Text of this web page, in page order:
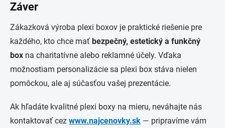
Záver
Zákazková výroba plexi boxov je praktické riešenie pre
každého, kto chce mať bezpečný, estetický a funkčný
box na charitatívne alebo reklamné účely. Vďaka
možnostiam personalizácie sa plexi box stáva nielen
pomôckou, ale aj súčasťou vašej prezentácie.
Ak hľadáte kvalitné plexi boxy na mieru, neváhajte nás
kontaktovať cez www.najcenovky.sk — pripravíme vám